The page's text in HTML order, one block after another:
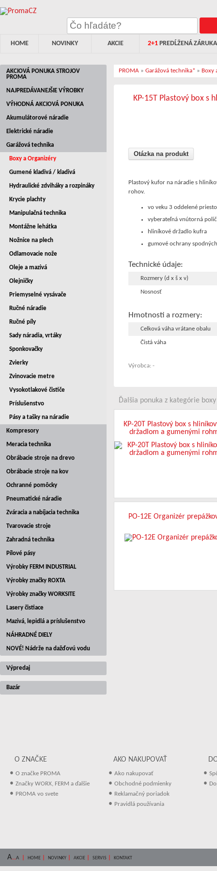
HOME NOVINKY AKCIE 2+1PREDĹŽENÁ ZÁRUKA
AKCIOVÁ PONUKA STROJOV
PROMA
NAJPREDÁVANEJŠIE VÝROBKY
VÝHODNÁ AKCIOVÁ PONUKA
Akumulátorové náradie
Elektrické náradie
Garážová technika
Boxy a Organizéry
Gumené kladivá / kladivá
Hydraulické zdviháky a rozpináky
Krycie plachty
Manipulačná technika
Montážne lehátka
Nožnice na plech
Odlamovacie nože
Oleje a mazivá
Olejničky
Priemyselné vysávače
Ručné náradie
Ručné píly
Sady náradia, vrtáky
Sponkovačky
Zvierky
Zvinovacie metre
Vysokotlakové čističe
Príslušenstvo
Pásy a tašky na náradie
Kompresory
Meracia technika
Obrábacie stroje na drevo
Obrábacie stroje na kov
Ochranné pomôcky
Pneumatické náradie
Zváracia a nabíjacia technika
Tvarovacie stroje
Zahradná technika
Pílové pásy
Výrobky FERM INDUSTRIAL
Výrobky značky ROXTA
Výrobky značky WORKSITE
Lasery čistiace
Mazivá, lepidlá a príslušenstvo
NÁHRADNÉ DIELY
NOVÉ! Nádrže na dažďovú vodu
Výpredaj
Bazár
PROMA » Garážová technika* » Boxy
KP-15T Plastový box s
Otázka na produkt
Plastový kufor na náradie s
rohov.
vo veku 3 oddelené
vyberateľná vnútorná
hliníkové držadlo kufra
gumové ochrany
Technické údaje:
Rozmery (d x š x v)
Nosnosť
Hmotnosti a rozmery:
Celková váha vrátane obalu
Čistá váha
Výrobca: -
Ďalšia ponuka z kategórie
KP-20T Plastový box s
držadlom a gumenými
PO-12E Organizér
O ZNAČKE
• O značke PROMA
• Značky WORX, FERM a ďalšie
• PROMA vo svete
AKO NAKUPOVAŤ
• Ako nakupovať
• Obchodné podmienky
• Reklamačný poriadok
• Pravidlá používania
•
•
A...A HOME NOVINKY AKCIE SERVIS KONTAKT